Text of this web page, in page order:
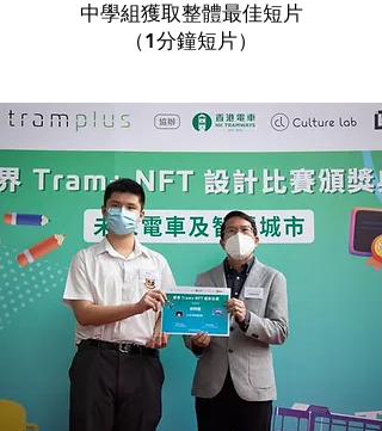
中學組獲取整體最佳短片
（1分鐘短片）